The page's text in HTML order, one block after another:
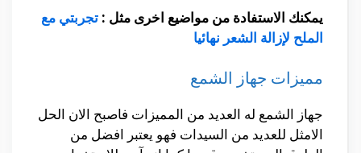
يمكنك الاستفادة من مواضيع اخرى مثل : تجربتي مع
الملح لإزالة الشعر نهائيا
مميزات جهاز الشمع
جهاز الشمع له العديد من المميزات فاصبح الان الحل
الامثل للعديد من السيدات فهو يعتبر افضل من